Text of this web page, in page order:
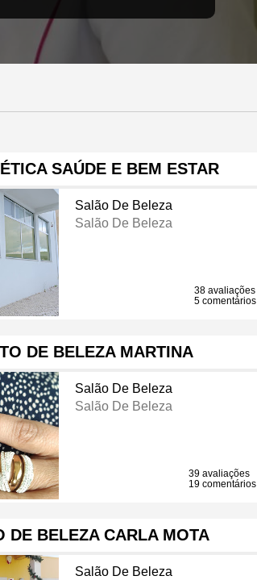
SAÚDE E BEM ESTAR
Salão De Beleza
Salão De Beleza
38 avaliações
5 comentários
DE BELEZA MARTINA
Salão De Beleza
Salão De Beleza
39 avaliações
19 comentários
DE BELEZA CARLA MOTA
Salão De Beleza